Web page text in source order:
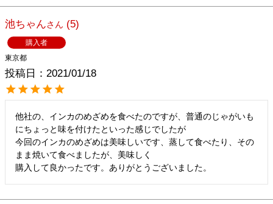
池ちゃん 5
購入者
東京都
投稿日 2021/01/18
他社の、インカのめざめを食べたのですが、普通のじゃがいも
にちょっと味を付けたといった感じでしたが
今回のインカのめざめは美味しいです、蒸して食べたり、その
まま焼いて食べましたが、美味しく
購入して良かったです。ありがとうございました。